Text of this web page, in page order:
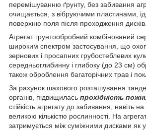
перемішуванню ґрунту, без забивання
очищається, з вібруючими пластинами,
поверхню поля після проходження дисків.
Агрегат грунтообробний комбінований
широким спектром застосування, що
зернових і просапних грубостеблевих
середньоглибинну і глибоку (до 23 см)
також оброблення багаторічних трав і
За рахунок шахового розташування
органів, підвищилась прохідність
стійкість агрегату до забивання, навіть
великою кількістю рослинності. На
затримується між суміжними дисками як у